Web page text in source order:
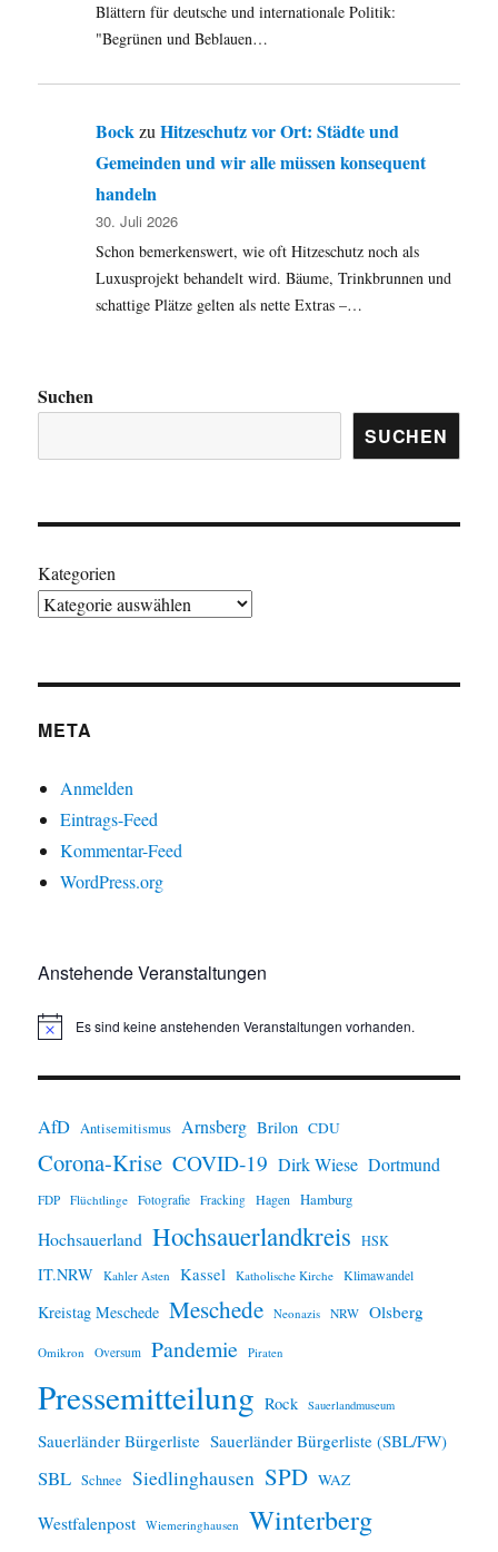
Blättern für deutsche und internationale Politik:
"Begrünen und Beblauen…
BockzuHitzeschutz vor Ort: Städte und
Gemeinden und wir alle müssen konsequent
handeln
30. Juli 2026
Schon bemerkenswert, wie oft Hitzeschutz noch als
Luxusprojekt behandelt wird. Bäume, Trinkbrunnen und
schattige Plätze gelten als nette Extras –…
Suchen
SUCHEN
Kategorien
META
Anmelden
Eintrags-Feed
Kommentar-Feed
WordPress.org
Anstehende Veranstaltungen
H
Es sind keine anstehenden Veranstaltungen vorhanden.
AfD Antisemitismus Arnsberg Brilon CDU
Corona-Krise COVID-19 Dirk Wiese Dortmund
FDP Flüchtlinge Fotografie Fracking Hagen Hamburg
Hochsauerland Hochsauerlandkreis HSK
IT.NRW Kahler Asten Kassel Katholische Kirche Klimawandel
Kreistag Meschede Meschede Neonazis NRW Olsberg
Omikron Oversum Pandemie Piraten
Pressemitteilung Rock Sauerlandmuseum
Sauerländer Bürgerliste Sauerländer Bürgerliste (SBL/FW)
SBL Schnee Siedlinghausen SPD WAZ
Westfalenpost Wiemeringhausen Winterberg